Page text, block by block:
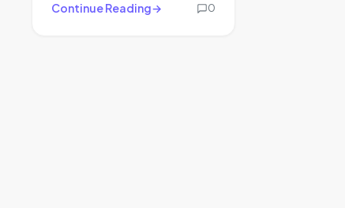
做重覆的事，這樣我的產值就
Continue Reading 0